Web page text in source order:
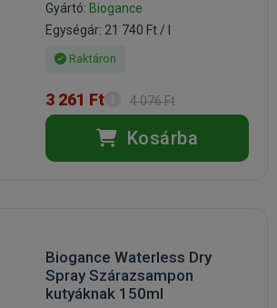
Gyártó: Biogance
Egységár: 21 740 Ft / l
Raktáron
3 261 Ft 4 076 Ft
Kosárba
Biogance Waterless Dry
Spray Szárazsampon
kutyáknak 150ml